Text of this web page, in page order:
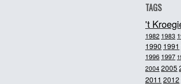
TAGS
't
1982 1983
1990 1991
1996 1997
20042005
2011 2012